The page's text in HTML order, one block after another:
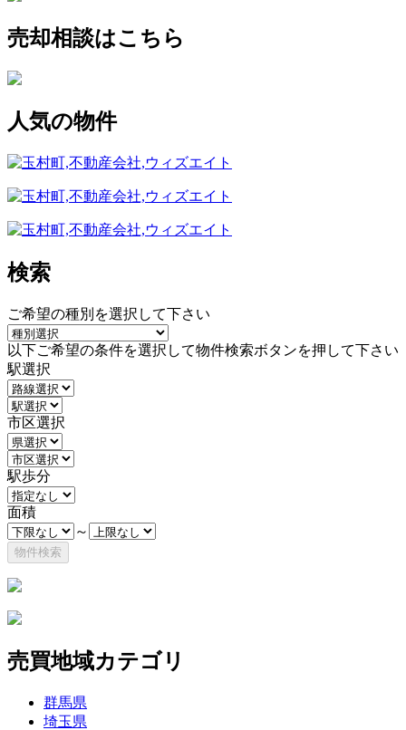
売却相談はこちら
人気の物件
検索
ご希望の種別を選択して下さい
以下ご希望の条件を選択して物件検索ボタンを押して下さい
駅選択
市区選択
駅歩分
面積
～
売買地域カテゴリ
群馬県
埼玉県